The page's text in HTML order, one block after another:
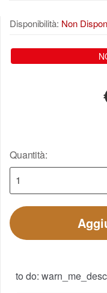
Disponibilità: Non
Quantità:
to do: warn_me_desc